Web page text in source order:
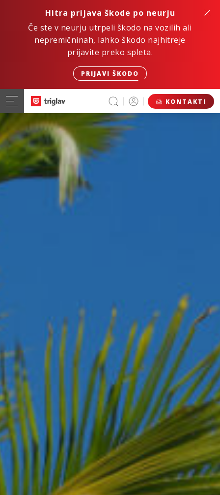
Hitra prijava škode po neurju
Če ste v neurju utrpeli škodo na vozilih ali
nepremičninah, lahko škodo najhitreje
prijavite preko spleta.
PRIJAVI ŠKODO
KONTAKTI